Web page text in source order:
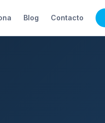
Blog Contacto